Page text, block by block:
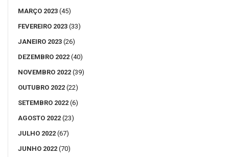
MARÇO 2023 (45)
FEVEREIRO 2023 (33)
JANEIRO 2023 (26)
DEZEMBRO 2022 (40)
NOVEMBRO 2022 (39)
OUTUBRO 2022 (22)
SETEMBRO 2022 (6)
AGOSTO 2022 (23)
JULHO 2022 (67)
JUNHO 2022 (70)